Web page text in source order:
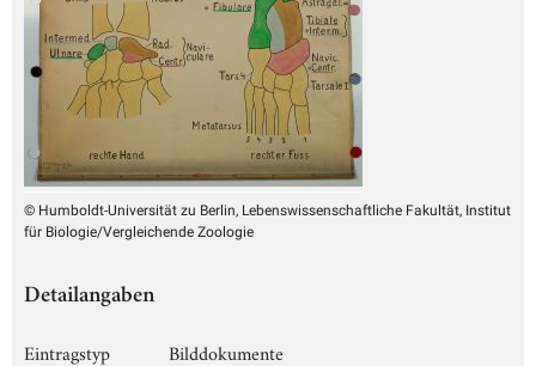
© Humboldt-Universität zu Berlin, Lebenswissenschaftliche Fakultät, Institut
für Biologie/Vergleichende Zoologie
Detailangaben
Eintragstyp
Bilddokumente